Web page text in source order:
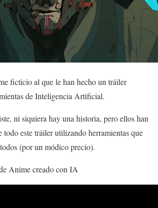
ficticio al que le han hecho un tráiler
de Inteligencia Artificial.
ni siquiera hay una historia, pero ellos han
todo este tráiler utilizando herramientas que
(por un módico precio).
Anime creado con IA